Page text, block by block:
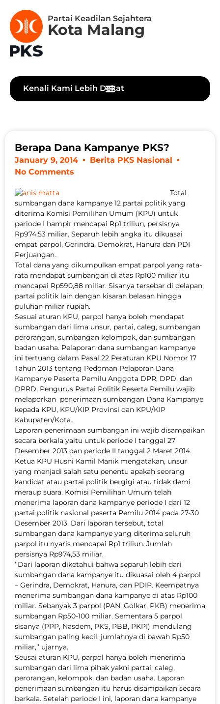
Partai Keadilan Sejahtera
Kota Malang
Kenali Kami Lebih Dekat
Berapa Dana Kampanye PKS?
January 9, 2014
Berita PKS Nasional
No Comments
Total
sumbangan dana kampanye 12 partai politik yang
diterima Komisi Pemilihan Umum (KPU) untuk
periode I hampir mencapai Rp1 triliun, persisnya
Rp974,53 miliar. Separuh lebih angka itu dikuasai
empat parpol, Gerindra, Demokrat, Hanura dan PDI
Perjuangan.
Total dana yang dikumpulkan empat parpol yang rata-
rata mendapat sumbangan di atas Rp100 miliar itu
mencapai Rp590,88 miliar. Sisanya tersebar di delapan
partai politik lain dengan kisaran belasan hingga
puluhan miliar rupiah.
Sesuai aturan KPU, parpol hanya boleh mendapat
sumbangan dari lima unsur, partai, caleg, sumbangan
perorangan, sumbangan kelompok, dan sumbangan
badan usaha. Pelaporan dana sumbangan kampanye
ini tertuang dalam Pasal 22 Peraturan KPU Nomor 17
Tahun 2013 tentang Pedoman Pelaporan Dana
Kampanye Peserta Pemilu Anggota DPR, DPD, dan
DPRD, Pengurus Partai Politik Peserta Pemilu wajib
melaporkan penerimaan sumbangan Dana Kampanye
kepada KPU, KPU/KIP Provinsi dan KPU/KIP
Kabupaten/Kota.
Laporan penerimaan sumbangan ini wajib disampaikan
secara berkala yaitu untuk periode I tanggal 27
Desember 2013 dan periode II tanggal 2 Maret 2014.
Ketua KPU Husni Kamil Manik mengatakan, unsur
yang menjadi salah satu penentu apakah seorang
kandidat atau partai politik bergigi atau tidak demi
meraup suara. Komisi Pemilihan Umum telah
menerima laporan dana kampanye periode I dari 12
partai politik nasional peserta Pemilu 2014 pada 27-30
Desember 2013. Dari laporan tersebut, total
sumbangan dana kampanye yang diterima seluruh
parpol itu nyaris mencapai Rp1 triliun. Jumlah
persisnya Rp974,53 miliar.
‘’Dari laporan diketahui bahwa separuh lebih dari
sumbangan dana kampanye itu dikuasai oleh 4 parpol
– Gerindra, Demokrat, Hanura, dan PDIP. Keempatnya
menerima sumbangan dana kampanye di atas Rp100
miliar. Sebanyak 3 parpol (PAN, Golkar, PKB) menerima
sumbangan Rp50-100 miliar. Sementara 5 parpol
sisanya (PPP, Nasdem, PKS, PBB, PKPI) mendulang
sumbangan paling kecil, jumlahnya di bawah Rp50
miliar,’’ ujarnya.
Seusai aturan KPU, parpol hanya boleh menerima
sumbangan dari lima pihak yakni partai, caleg,
perorangan, kelompok, dan badan usaha. Laporan
penerimaan sumbangan itu harus disampaikan secara
berkala. Setelah periode I ini, laporan dana kampanye